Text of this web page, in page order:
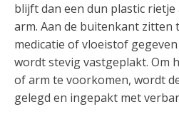
blijft dan een dun plastic
arm. Aan de buitenkant zitten
medicatie of vloeistof
wordt stevig vastgeplakt. Om
of arm te voorkomen, wordt
gelegd en ingepakt met